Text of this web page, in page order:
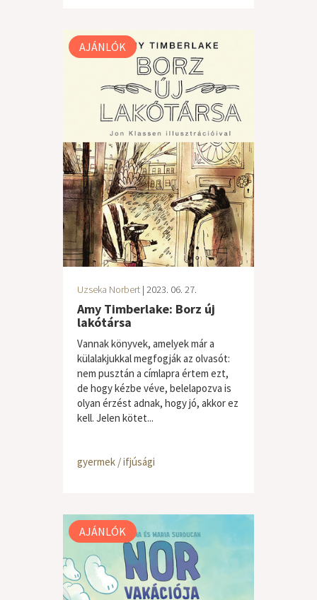
AJÁNLÓK
Uzseka Norbert | 2023. 06. 27.
Amy Timberlake: Borz új
lakótársa
Vannak könyvek, amelyek már a
külalakjukkal megfogják az olvasót:
nem pusztán a címlapra értem ezt,
de hogy kézbe véve, belelapozva is
olyan érzést adnak, hogy jó, akkor ez
kell. Jelen kötet...
gyermek / ifjúsági
AJÁNLÓK